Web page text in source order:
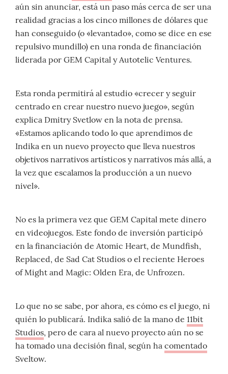
aún sin anunciar, está un paso más cerca de ser una
realidad gracias a los cinco millones de dólares que
han conseguido (o «levantado», como se dice en ese
repulsivo mundillo) en una ronda de financiación
liderada por GEM Capital y Autotelic Ventures.
Esta ronda permitirá al estudio «crecer y seguir
centrado en crear nuestro nuevo juego», según
explica Dmitry Svetlow en la nota de prensa.
«Estamos aplicando todo lo que aprendimos de
Indika en un nuevo proyecto que lleva nuestros
objetivos narrativos artísticos y narrativos más allá, a
la vez que escalamos la producción a un nuevo
nivel».
No es la primera vez que GEM Capital mete dinero
en videojuegos. Este fondo de inversión participó
en la financiación de Atomic Heart, de Mundfish,
Replaced, de Sad Cat Studios o el reciente Heroes
of Might and Magic: Olden Era, de Unfrozen.
Lo que no se sabe, por ahora, es cómo es el juego, ni
quién lo publicará. Indika salió de la mano de 11bit
Studios, pero de cara al nuevo proyecto aún no se
ha tomado una decisión final, según ha comentado
Sveltow.